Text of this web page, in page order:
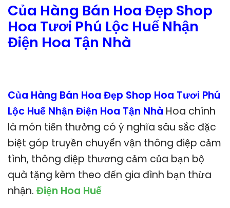
Của Hàng Bán Hoa Đẹp Shop
Hoa Tươi Phú Lộc Huế Nhận
Điện Hoa Tận Nhà
Của Hàng Bán Hoa Đẹp Shop Hoa Tươi Phú
Lộc Huế Nhận Điện Hoa Tận Nhà Hoa chính
là món tiến thưởng có ý nghĩa sâu sắc đặc
biệt góp truyền chuyển vận thông điệp cảm
tình, thông điệp thương cảm của bạn bộ
quà tặng kèm theo đến gia đình bạn thừa
nhận. Điện Hoa Huế